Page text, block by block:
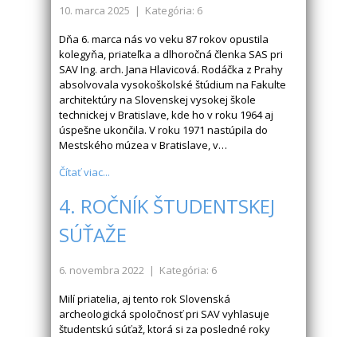
10. marca 2025 | Kategória: 6
Dňa 6. marca nás vo veku 87 rokov opustila
kolegyňa, priateľka a dlhoročná členka SAS pri
SAV Ing. arch. Jana Hlavicová. Rodáčka z Prahy
absolvovala vysokoškolské štúdium na Fakulte
architektúry na Slovenskej vysokej škole
technickej v Bratislave, kde ho v roku 1964 aj
úspešne ukončila. V roku 1971 nastúpila do
Mestského múzea v Bratislave, v…
Čítať viac...
4. ROČNÍK ŠTUDENTSKEJ
SÚŤAŽE
6. novembra 2022 | Kategória: 6
Milí priatelia, aj tento rok Slovenská
archeologická spoločnosť pri SAV vyhlasuje
študentskú súťaž, ktorá si za posledné roky